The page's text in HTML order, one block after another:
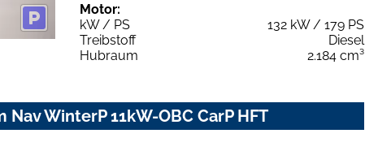
Motor:
kW / PS
132 kW / 179 PS
Treibstoff
Diesel
Hubraum
2.184 cm³
WinterP 11kW-OBC CarP HFT